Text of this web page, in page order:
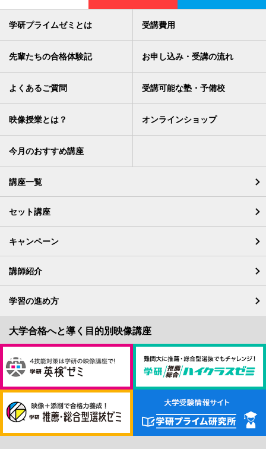
学研プライムゼミとは 受講費用
先輩たちの合格体験記 お申し込み・受講の流れ
よくあるご質問 受講可能な塾・予備校
映像授業とは？ オンラインショップ
今月のおすすめ講座
講座一覧
セット講座
キャンペーン
講師紹介
学習の進め方